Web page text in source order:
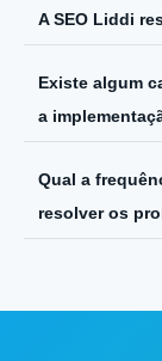
A SEO Liddi
Existe algum
a
Qual a
resolver os